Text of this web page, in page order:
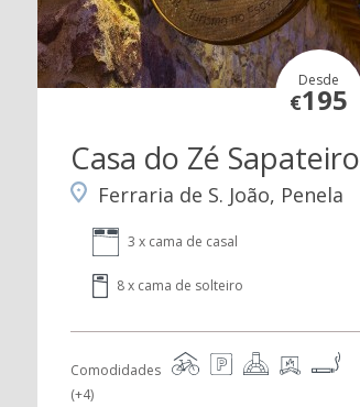
Desde
€195
Casa do Zé Sapateiro
Ferraria de S. João, Penela
3 x cama de casal
8 x cama de solteiro
Comodidades
(+4)